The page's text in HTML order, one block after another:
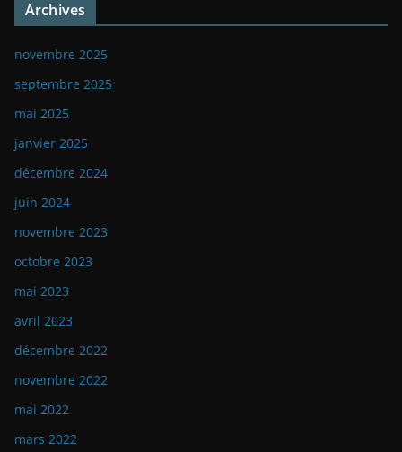
Archives
novembre 2025
septembre 2025
mai 2025
janvier 2025
décembre 2024
juin 2024
novembre 2023
octobre 2023
mai 2023
avril 2023
décembre 2022
novembre 2022
mai 2022
mars 2022